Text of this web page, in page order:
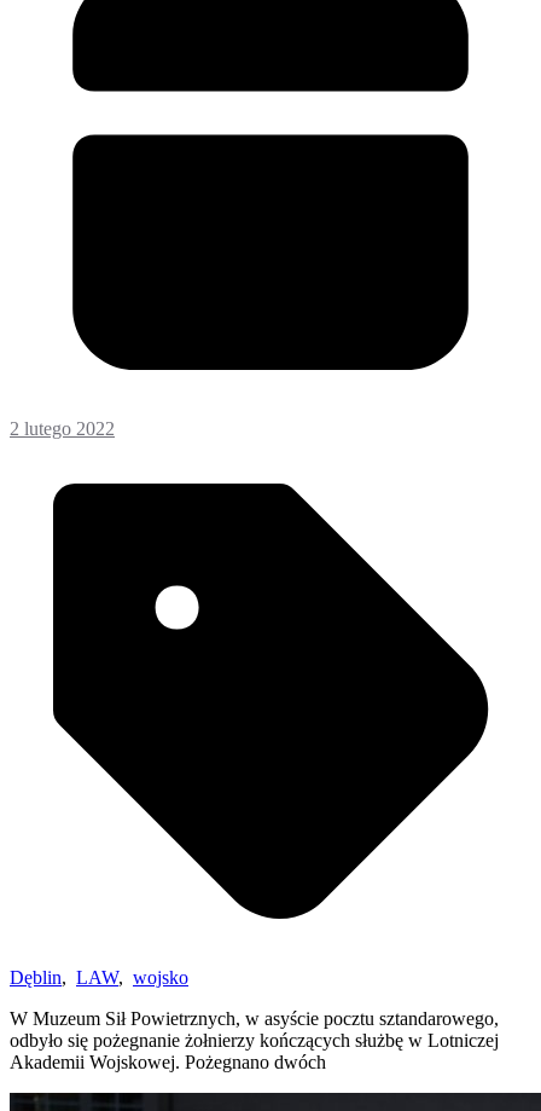
2 lutego 2022
Dęblin, LAW, wojsko
W Muzeum Sił Powietrznych, w asyście pocztu sztandarowego,
odbyło się pożegnanie żołnierzy kończących służbę w Lotniczej
Akademii Wojskowej. Pożegnano dwóch